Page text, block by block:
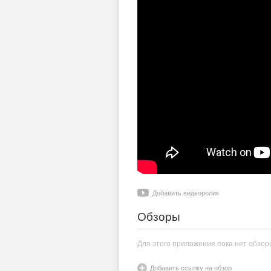
Добавить видеоролик
Обзоры
Для этого приложения пока нет
Добавить ссылку на обзор